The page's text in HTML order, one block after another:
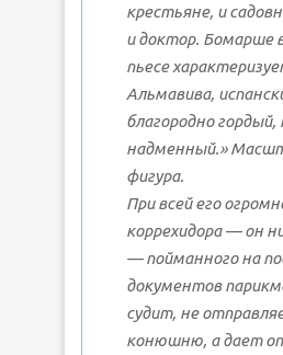
крестьяне, и
и доктор. Бомарше
пьесе
Альмавива,
благородно гордый,
надменный.»
фигура.
При всей его
коррехидора — он
— пойманного на
документов
судит, не
конюшню, а дает